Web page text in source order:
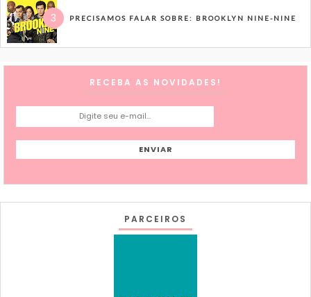
PRECISAMOS FALAR SOBRE: BROOKLYN NINE-NINE
RECEBA AS NOVIDADES!
PARCEIROS